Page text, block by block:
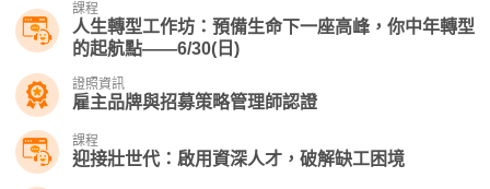
課程
人生轉型工作坊：預備生命下一座高峰，你中年轉型
的起航點——6/30(日)
證照資訊
雇主品牌與招募策略管理師認證
課程
迎接壯世代：啟用資深人才，破解缺工困境